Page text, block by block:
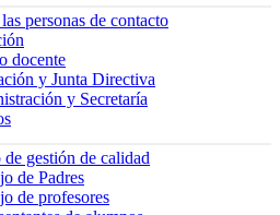
personas de contacto
docente
y Junta Directiva
y Secretaría
gestión de calidad
de Padres
de profesores